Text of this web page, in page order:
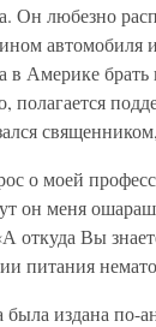
Он любезно
автомобиля
в Америке
полагается
о моей
он меня
откуда Вы
питания
издана по-